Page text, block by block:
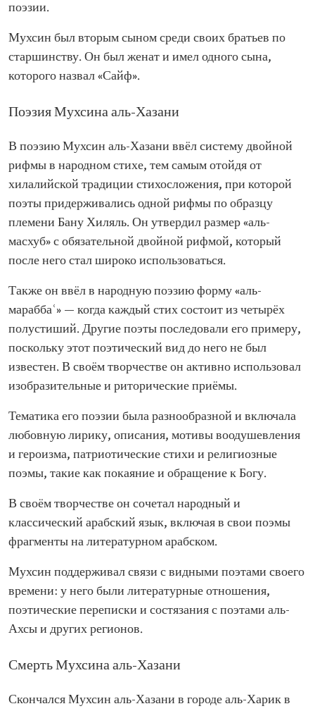
поэзии.
Мухсин был вторым сыном среди своих братьев по
старшинству. Он был женат и имел одного сына,
которого назвал «Сайф».
Поэзия Мухсина аль-Хазани
В поэзию Мухсин аль-Хазани ввёл систему двойной
рифмы в народном стихе, тем самым отойдя от
хилалийской традиции стихосложения, при которой
поэты придерживались одной рифмы по образцу
племени Бану Хиляль. Он утвердил размер «аль-
масхуб» с обязательной двойной рифмой, который
после него стал широко использоваться.
Также он ввёл в народную поэзию форму «аль-
мараббаʿ» — когда каждый стих состоит из четырёх
полустиший. Другие поэты последовали его примеру,
поскольку этот поэтический вид до него не был
известен. В своём творчестве он активно использовал
изобразительные и риторические приёмы.
Тематика его поэзии была разнообразной и включала
любовную лирику, описания, мотивы воодушевления
и героизма, патриотические стихи и религиозные
поэмы, такие как покаяние и обращение к Богу.
В своём творчестве он сочетал народный и
классический арабский язык, включая в свои поэмы
фрагменты на литературном арабском.
Мухсин поддерживал связи с видными поэтами своего
времени: у него были литературные отношения,
поэтические переписки и состязания с поэтами аль-
Ахсы и других регионов.
Смерть Мухсина аль-Хазани
Скончался Мухсин аль-Хазани в городе аль-Харик в